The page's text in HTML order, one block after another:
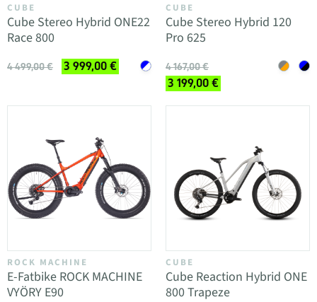
CUBE
Cube Stereo Hybrid ONE22
Race 800
4 499,00 € 3 999,00 €
CUBE
Cube Stereo Hybrid 120
Pro 625
4 167,00 €
3 199,00 €
ROCK MACHINE
E-Fatbike ROCK MACHINE
VYÖRY E90
CUBE
Cube Reaction Hybrid ONE
800 Trapeze